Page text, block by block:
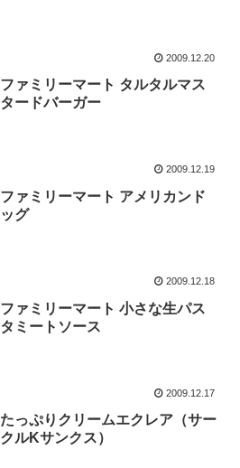
2009.12.20
ファミリーマート タルタルマス
タードバーガー
2009.12.19
ファミリーマート アメリカンド
ッグ
2009.12.18
ファミリーマート 小さな生パス
タミートソース
2009.12.17
たっぷりクリームエクレア（サー
クルKサンクス）